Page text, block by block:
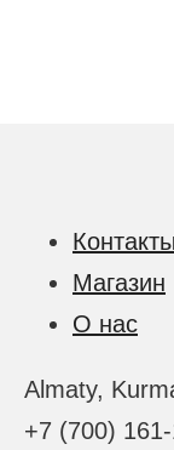
Контакты
Магазин
О нас
Almaty,
+7 (700)